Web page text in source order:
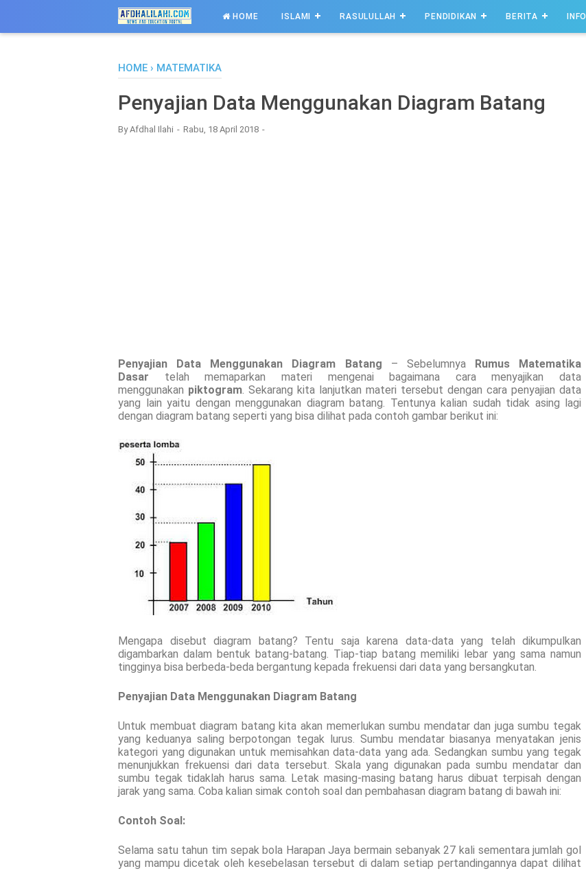
HOME ISLAMI RASULULLAH PENDIDIKAN BERITA INFO
HOME › MATEMATIKA
Penyajian Data Menggunakan Diagram Batang
ByAfdhal Ilahi Rabu, 18 April 2018
Penyajian Data Menggunakan Diagram Batang – Sebelumnya Rumus Matematika
Dasar telah memaparkan materi mengenai bagaimana cara menyajikan data
menggunakan piktogram . Sekarang kita lanjutkan materi tersebut dengan cara penyajian data
yang lain yaitu dengan menggunakan diagram batang. Tentunya kalian sudah tidak asing lagi
dengan diagram batang seperti yang bisa dilihat pada contoh gambar berikut ini:
Mengapa disebut diagram batang? Tentu saja karena data-data yang telah dikumpulkan
digambarkan dalam bentuk batang-batang. Tiap-tiap batang memiliki lebar yang sama namun
tingginya bisa berbeda-beda bergantung kepada frekuensi dari data yang bersangkutan.
Penyajian Data Menggunakan Diagram Batang
Untuk membuat diagram batang kita akan memerlukan sumbu mendatar dan juga sumbu tegak
yang keduanya saling berpotongan tegak lurus. Sumbu mendatar biasanya menyatakan jenis
kategori yang digunakan untuk memisahkan data-data yang ada. Sedangkan sumbu yang tegak
menunjukkan frekuensi dari data tersebut. Skala yang digunakan pada sumbu mendatar dan
sumbu tegak tidaklah harus sama. Letak masing-masing batang harus dibuat terpisah dengan
jarak yang sama. Coba kalian simak contoh soal dan pembahasan diagram batang di bawah ini:
Contoh Soal:
Selama satu tahun tim sepak bola Harapan Jaya bermain sebanyak 27 kali sementara jumlah gol
yang mampu dicetak oleh kesebelasan tersebut di dalam setiap pertandingannya dapat dilihat